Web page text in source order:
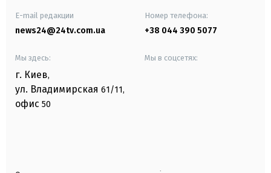
E-mail редакции
news24@24tv.com.ua
Номер телефона:
+38 044 390 5077
Мы здесь:
г. Киев,
ул. Владимирская 61/11,
офис 50
Мы в соцсетях: